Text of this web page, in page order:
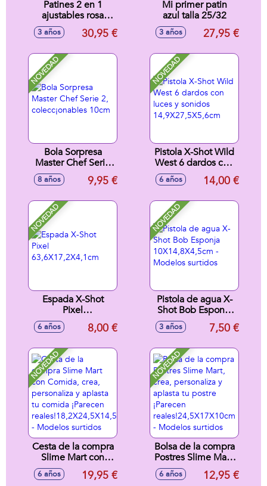
Patines 2 en 1
ajustables rosa
(Talla 31/34)
3 años 30,95 €
Mi primer patin
azul talla 25/32
3 años 27,95 €
NOVEDAD
Bola Sorpresa
Master Chef Serie
2, colecc¡onables
10cm
8 años 9,95 €
NOVEDAD
Pistola X-Shot Wild
West 6 dardos con
luces y sonidos
14,9X27,5X5,6cm
6 años 14,00 €
NOVEDAD
Espada X-Shot
Pixel
63,6X17,2X4,1cm
6 años 8,00 €
NOVEDAD
Pistola de agua X-
Shot Bob Esponja
10X14,8X4,5cm -
Modelos surtidos
3 años 7,50 €
NOVEDAD
Cesta de la compra
Slime Mart con
Comida, crea,
personaliza y
6 años 19,95 €
NOVEDAD
Bolsa de la compra
Postres Slime Mart,
crea, personaliza y
aplasta tu postre
6 años 12,95 €